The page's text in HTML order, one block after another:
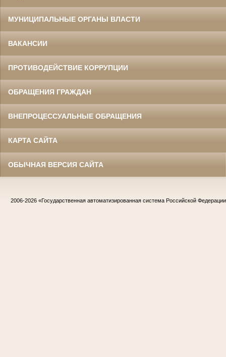
МУНИЦИПАЛЬНЫЕ ОРГАНЫ ВЛАСТИ
ВАКАНСИИ
ПРОТИВОДЕЙСТВИЕ КОРРУПЦИИ
ОБРАЩЕНИЯ ГРАЖДАН
ВНЕПРОЦЕССУАЛЬНЫЕ ОБРАЩЕНИЯ
КАРТА САЙТА
ОБЫЧНАЯ ВЕРСИЯ САЙТА
2006-2026 «Государственная автоматизированная система Российской